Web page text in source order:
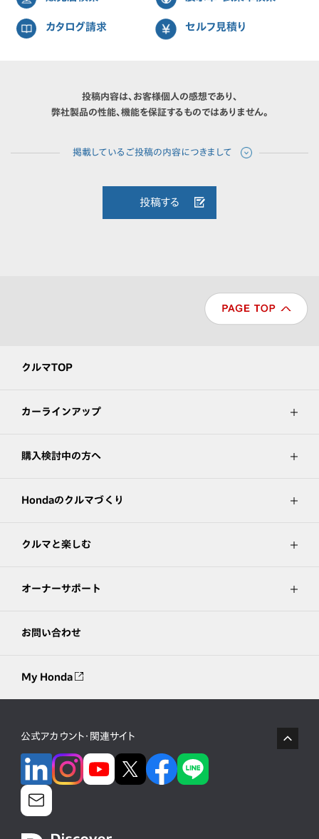
カタログ請求 セルフ見積り
投稿内容は、お客様個人の感想であり、
弊社製品の性能、機能を保証するものではありません。
投稿する
クルマTOP
カーラインアップ
購入検討中の方へ
Hondaのクルマづくり
クルマと楽しむ
オーナーサポート
お問い合わせ
My Honda
公式アカウント・関連サイト